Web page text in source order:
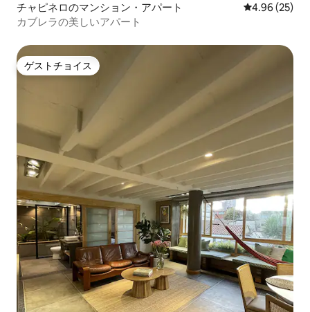
チャピネロのマンション・アパート レビュー25
4.96 (25)
カブレラの美しいアパート
ゲストチョイス
ゲストチョイス